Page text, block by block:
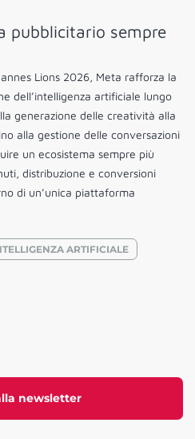
newsletter
pubblicitario sempre
Lions 2026, Meta rafforza la
dell’intelligenza artificiale lungo
generazione delle creatività alla
alla gestione delle conversazioni
un ecosistema sempre più
distribuzione e conversioni
di un’unica piattaforma
ARTIFICIALE